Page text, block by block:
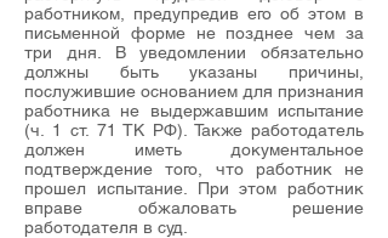
работником, предупредив его об этом в
письменной форме не позднее чем за
три дня. Вуведомлении обязательно
должны быть указаны причины,
послужившие основанием для признания
работника не выдержавшим испытание
(ч. 1 ст. 71 ТК РФ). Также работодатель
должен иметь документальное
подтверждение того, что работник не
прошел испытание. При этом работник
вправе обжаловать решение
работодателя в суд.